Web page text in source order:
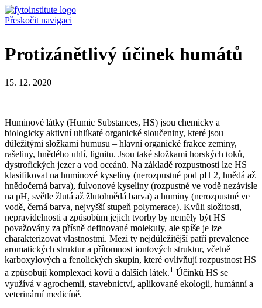
Přeskočit navigaci
Protizánětlivý účinek humátů
15. 12. 2020
Huminové látky (Humic Substances, HS) jsou chemicky a
biologicky aktivní uhlíkaté organické sloučeniny, které jsou
důležitými složkami humusu – hlavní organické frakce zeminy,
rašeliny, hnědého uhlí, lignitu. Jsou také složkami horských toků,
dystrofických jezer a vod oceánů. Na základě rozpustnosti lze HS
klasifikovat na huminové kyseliny (nerozpustné pod pH 2, hnědá až
hnědočerná barva), fulvonové kyseliny (rozpustné ve vodě nezávisle
na pH, světle žlutá až žlutohnědá barva) a huminy (nerozpustné ve
vodě, černá barva, nejvyšší stupeň polymerace). Kvůli složitosti,
nepravidelnosti a způsobům jejich tvorby by neměly být HS
považovány za přísně definované molekuly, ale spíše je lze
charakterizovat vlastnostmi. Mezi ty nejdůležitější patří prevalence
aromatických struktur a přítomnost iontových struktur, včetně
karboxylových a fenolických skupin, které ovlivňují rozpustnost HS
a způsobují komplexaci kovů a dalších látek.1 Účinků HS se
využívá v agrochemii, stavebnictví, aplikované ekologii, humánní a
veterinární medicíně.